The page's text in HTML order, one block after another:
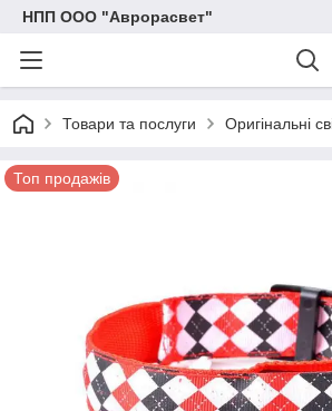
НПП ООО "Аврорасвет"
Товари та послуги Оригінальні
Топ продажів